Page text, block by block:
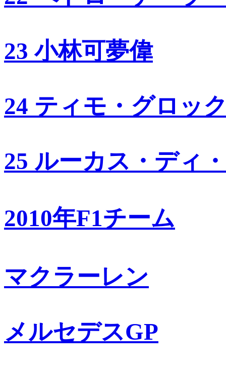
23 小林可夢偉
24 ティモ・グロッ
25 ルーカス・ディ
2010年F1チーム
マクラーレン
メルセデスGP